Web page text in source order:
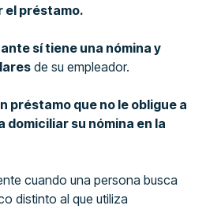
el préstamo.
sí tiene una nómina y
de su empleador.
préstamo que no le obligue a
domiciliar su nómina en la
cuando una persona busca
distinto al que utiliza